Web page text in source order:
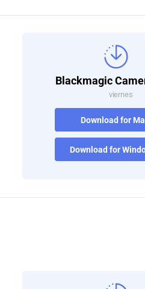
Blackmagic
viernes
Download for
Download for